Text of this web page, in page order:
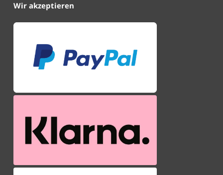
Wir akzeptieren